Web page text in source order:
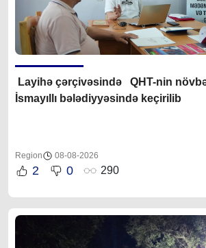
Layihə çərçivəsində QHT-nin
İsmayıllı bələdiyyəsində keçirilib
Region 08-08-2026
2 0 290